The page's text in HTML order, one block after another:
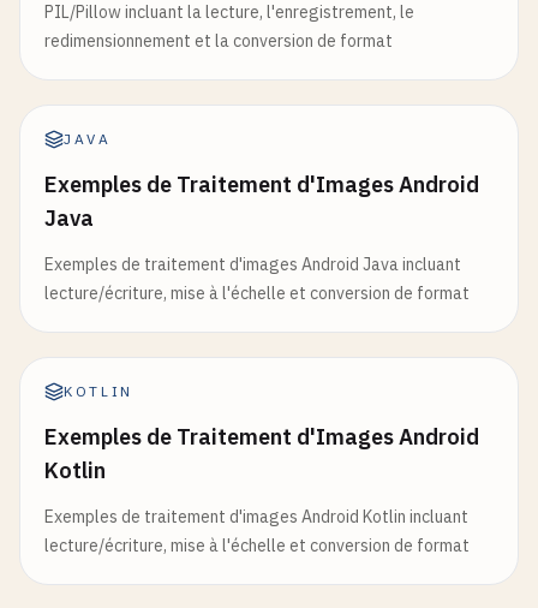
PIL/Pillow incluant la lecture, l'enregistrement, le
redimensionnement et la conversion de format
JAVA
Exemples de Traitement d'Images Android
Java
Exemples de traitement d'images Android Java incluant
lecture/écriture, mise à l'échelle et conversion de format
KOTLIN
Exemples de Traitement d'Images Android
Kotlin
Exemples de traitement d'images Android Kotlin incluant
lecture/écriture, mise à l'échelle et conversion de format